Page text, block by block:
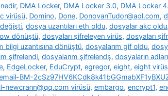
, DMA Locker, DMA Locker 3.0, DMA Locker
virüsü, Domino, Done, DonovanTudor@aol.com,
değişti, dosya uzantıları eth oldu, dosyalar akc oldu,
dönüştü, dosyaları şifreleyen virüs, dosyaları
bilgi uzantısına dönüştü, dosyalarım gif oldu,
şifrelendi, dosyalarım şifrelendş, dosyaların
, EdgeLocker, EduCrypt, egregor, eight, eight
BM-
newcrann@qq.com virüsü, embargo, encrypt1,